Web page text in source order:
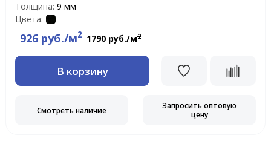
Толщина: 9 мм
Цвета:
926 руб./м2 1790 руб./м2
В корзину
Смотреть наличие
Запросить оптовую
цену